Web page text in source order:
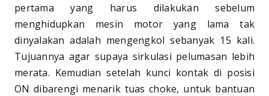
pertama yang harus dilakukan sebelum
menghidupkan mesin motor yang lama tak
dinyalakan adalah mengengkol sebanyak 15 kali.
Tujuannya agar supaya sirkulasi pelumasan lebih
merata. Kemudian setelah kunci kontak di posisi
ON dibarengi menarik tuas choke, untuk bantuan